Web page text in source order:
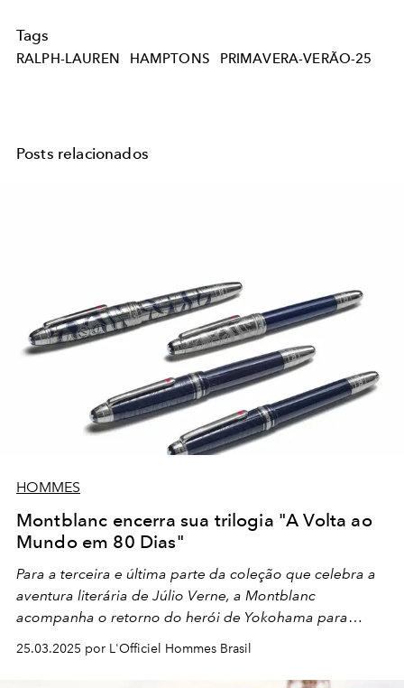
Tags
RALPH-LAUREN HAMPTONS PRIMAVERA-VERÃO-25
Posts relacionados
HOMMES
Montblanc encerra sua trilogia "A Volta ao
Mundo em 80 Dias"
Para a terceira e última parte da coleção que celebra a
aventura literária de Júlio Verne, a Montblanc
acompanha o retorno do herói de Yokohama para
25.03.2025 por L'Officiel Hommes Brasil